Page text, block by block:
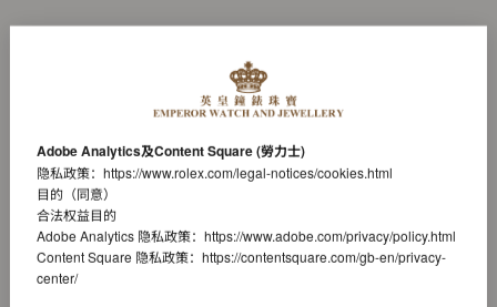
Adobe Analytics及Content Square (勞力士)
隐私政策： https://www.rolex.com/legal-notices/cookies.html
目的（同意）
合法权益目的
Adobe Analytics 隐私政策： https://www.adobe.com/privacy/policy.html
Content Square 隐私政策： https://contentsquare.com/gb-en/privacy-
center/